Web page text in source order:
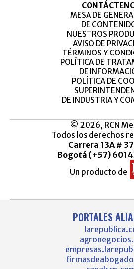
MESA DE
DE
NUESTROS
AVISO DE
TÉRMINOS Y
POLÍTICA DE
DE
POLÍTICA DE
DE INDUSTRIA Y
© 2026, RCN
Todos los derechos
Carrera 13A #
Bogotá (+57)
Un producto de
PORTALES